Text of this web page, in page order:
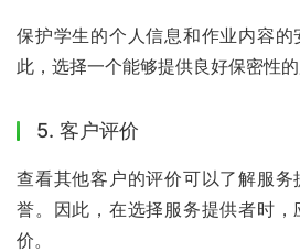
保护学生的个人信息和作业内容
此，选择一个能够提供良好保密性的
5. 客户评价
查看其他客户的评价可以了解服
誉。因此，在选择服务提供者时
价。